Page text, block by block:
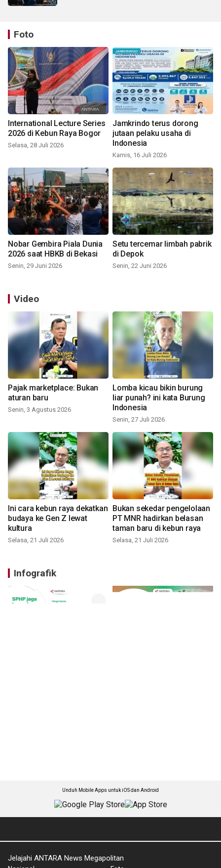
Foto
International Lecture Series
2026 di Kebun Raya Bogor
Selasa, 28 Juli 2026
Jamkrindo terus dorong
jutaan pelaku usaha di
Indonesia
Kamis, 16 Juli 2026
Nobar Gembira Piala Dunia
2026 saat HBKB di Bekasi
Senin, 29 Juni 2026
Setu tercemar limbah pabrik
di Depok
Senin, 22 Juni 2026
Video
Pajak marketplace: Bukan
aturan baru
Senin, 3 Agustus 2026
Lomba kicau bikin burung
liar punah? ini kata Burung
Indonesia
Senin, 27 Juli 2026
Ini cara kebun raya dekatkan
budaya ke Gen Z lewat
kultura
Selasa, 21 Juli 2026
Bukan sekedar pengelolaan
PT MNR hadirkan belasan
taman baru di kebun raya
Selasa, 21 Juli 2026
Infografik
Unduh Mobile Apps untuk iOS dan Android
Jelajahi ANTARA News Megapolitan